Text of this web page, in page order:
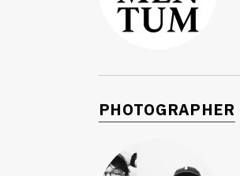
PHOTOGRAPHER